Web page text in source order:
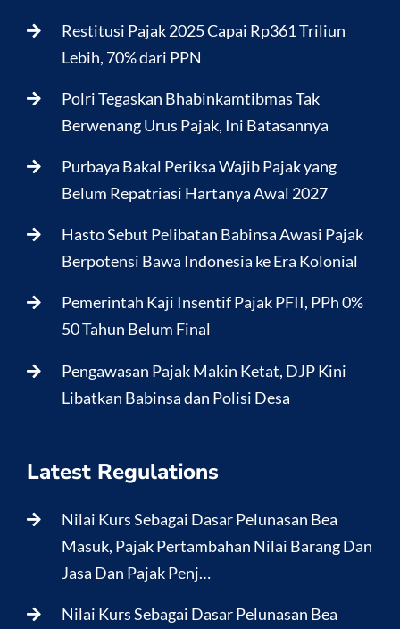
Restitusi Pajak 2025 Capai Rp361 Triliun
Lebih, 70% dari PPN
Polri Tegaskan Bhabinkamtibmas Tak
Berwenang Urus Pajak, Ini Batasannya
Purbaya Bakal Periksa Wajib Pajak yang
Belum Repatriasi Hartanya Awal 2027
Hasto Sebut Pelibatan Babinsa Awasi Pajak
Berpotensi Bawa Indonesia ke Era Kolonial
Pemerintah Kaji Insentif Pajak PFII, PPh 0%
50 Tahun Belum Final
Pengawasan Pajak Makin Ketat, DJP Kini
Libatkan Babinsa dan Polisi Desa
Latest Regulations
Nilai Kurs Sebagai Dasar Pelunasan Bea
Masuk, Pajak Pertambahan Nilai Barang Dan
Jasa Dan Pajak Penj…
Nilai Kurs Sebagai Dasar Pelunasan Bea